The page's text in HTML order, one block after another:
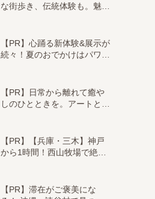
な街歩き、伝統体験も。魅…
【PR】心踊る新体験&展示が
続々！夏のおでかけはパワ…
【PR】日常から離れて癒や
しのひとときを。アートと…
【PR】【兵庫・三木】神戸
から1時間！西山牧場で絶…
【PR】滞在がご褒美にな